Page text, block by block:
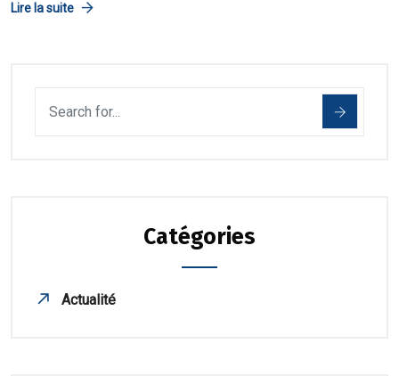
Lire la suite
Catégories
Actualité